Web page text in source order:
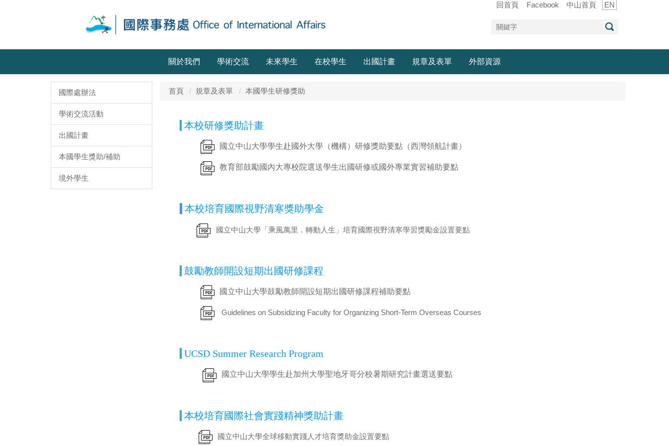
回首頁 Facebook 中山首頁 EN
關於我們 學術交流 未來學生 在校學生 出國計畫 規章及表單 外部資源
國際處辦法
學術交流活動
出國計畫
本國學生獎助/補助
境外學生
首頁 規章及表單 本國學生研修獎助
本校研修獎助計畫
國立中山大學學生赴國外大學（機構）研修獎助要點（西灣領航計畫）
教育部鼓勵國內大專校院選送學生出國研修或國外專業實習補助要點
本校培育國際視野清寒獎助學金
國立中山大學「乘風萬里．轉動人生」培育國際視野清寒學習獎勵金設置要點
鼓勵教師開設短期出國研修課程
國立中山大學鼓勵教師開設短期出國研修課程補助要點
Guidelines on Subsidizing Faculty for Organizing Short-Term Overseas Courses
UCSD Summer Research Program
國立中山大學學生赴加州大學聖地牙哥分校暑期研究計畫選送要點
本校培育國際社會實踐精神獎助計畫
國立中山大學全球移動實踐人才培育獎助金設置要點